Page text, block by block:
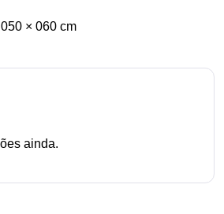
× 060 cm
ainda.